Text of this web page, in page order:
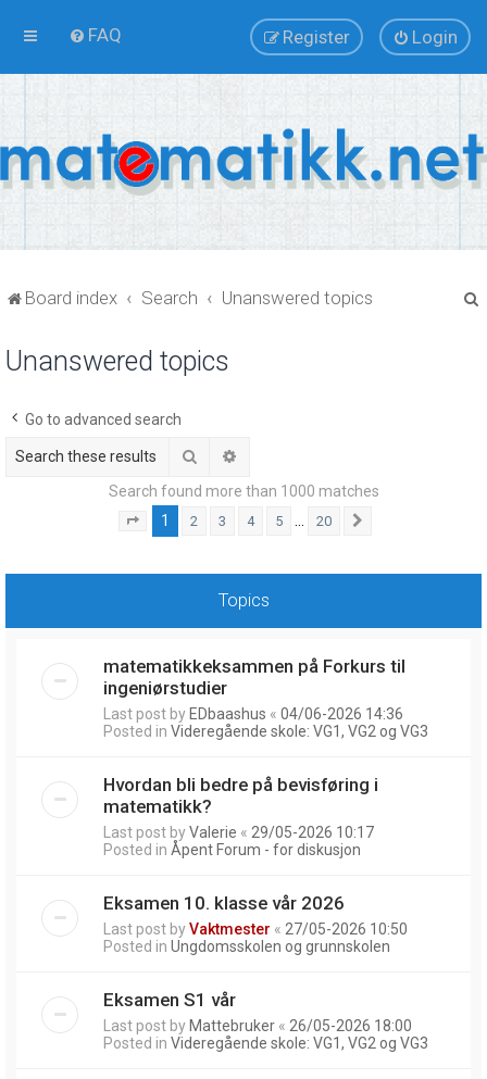
FAQ Login
Register
Board index Search Unanswered topics
Unanswered topics
Go to advanced search
Search
Search found more than 1000 matches
Page of 20
1 2 3 4 5 20
Topics
matematikkeksammen på Forkurs til
ingeniørstudier
Last post by EDbaashus « 04/06-2026 14:36
Posted in Videregående skole: VG1, VG2 og VG3
Hvordan bli bedre på bevisføring i
matematikk?
Last post byValerie « 29/05-2026 10:17
Posted in Åpent Forum - for diskusjon
Eksamen 10. klasse vår 2026
Last post byVaktmester « 27/05-2026 10:50
Posted in Ungdomsskolen og grunnskolen
Eksamen S1 vår
Last post by Mattebruker « 26/05-2026 18:00
Posted in Videregående skole: VG1, VG2 og VG3